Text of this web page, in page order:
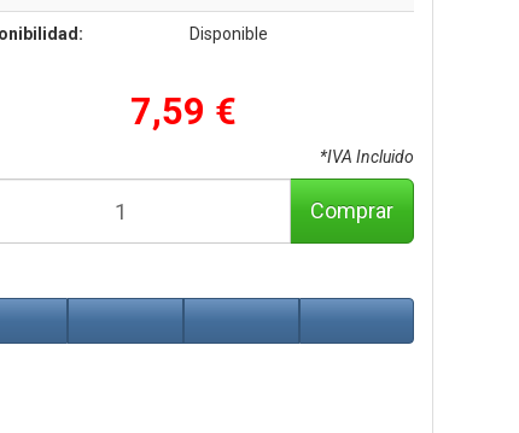
Disponible
7,59 €
*IVA Incluido
Comprar